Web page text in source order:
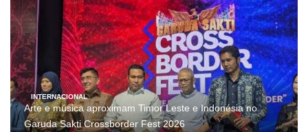
INTERNACIONAL
Arte e música aproximam Timor Leste e Indonésia no
Garuda Sakti Crossborder Fest 2026